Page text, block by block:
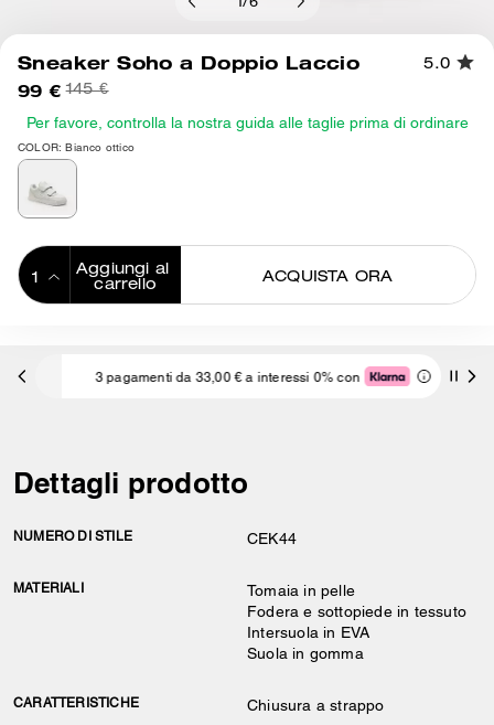
/6
Sneaker Soho a Doppio Laccio 5.0
99 € 145 €
Per favore, controlla la nostra guida alle taglie prima di ordinare
COLOR: Bianco ottico
Aggiungi al
carrello
ACQUISTA ORA
3 pagamenti da 33,00 € a interessi 0% con
Dettagli prodotto
NUMERO DI STILE CEK44
MATERIALI
Tomaia in pelle
Fodera e sottopiede in tessuto
Intersuola in EVA
Suola in gomma
CARATTERISTICHE Chiusura a strappo